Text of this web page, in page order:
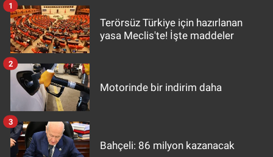
Terörsüz Türkiye için hazırlanan
yasa Meclis'te! İşte maddeler
1
Motorinde bir indirim daha
2
Bahçeli: 86 milyon kazanacak
3